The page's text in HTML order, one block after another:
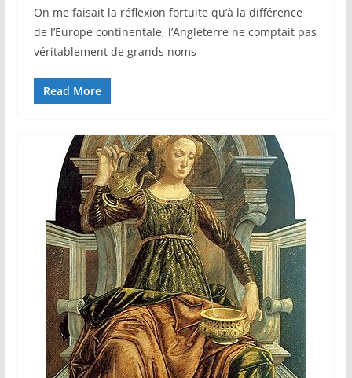
On me faisait la réflexion fortuite qu’à la différence
de l’Europe continentale, l’Angleterre ne comptait pas
véritablement de grands noms
Read More